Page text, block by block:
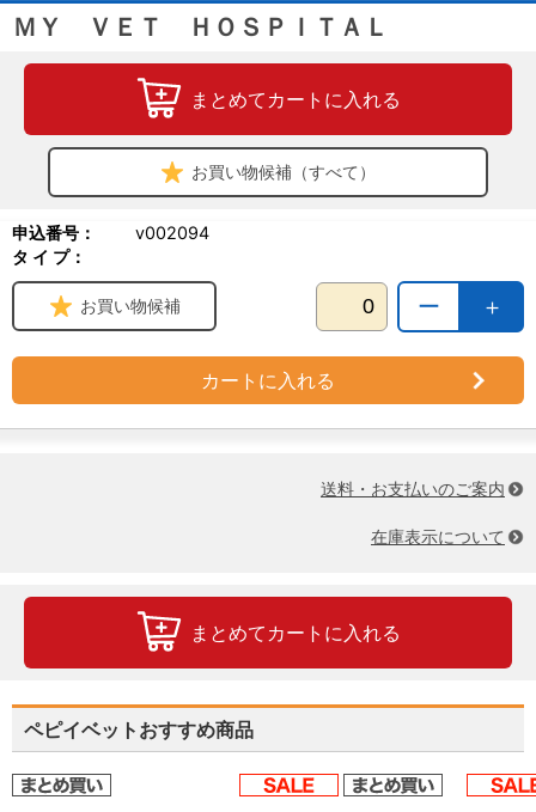
働きやすく機能性に優れた医療環境（ワークゾーン）を実現する
解説。また、防音や防臭など動物病院が必ず対応しなければならな
いポイントもわかりやすく紹介。
●編集：緑書房 企画・広告部
●A4判 290頁 オールカラー
●緑書房
ＭＹ ＶＥＴ ＨＯＳＰＩＴＡＬ
まとめてカートに入れる
お買い物候補（すべて）
申込番号：
v002094
タ イ プ：
＋
ー
お買い物候補
カートに入れる
送料・お支払いのご案内
在庫表示について
まとめてカートに入れる
ペピイベットおすすめ商品